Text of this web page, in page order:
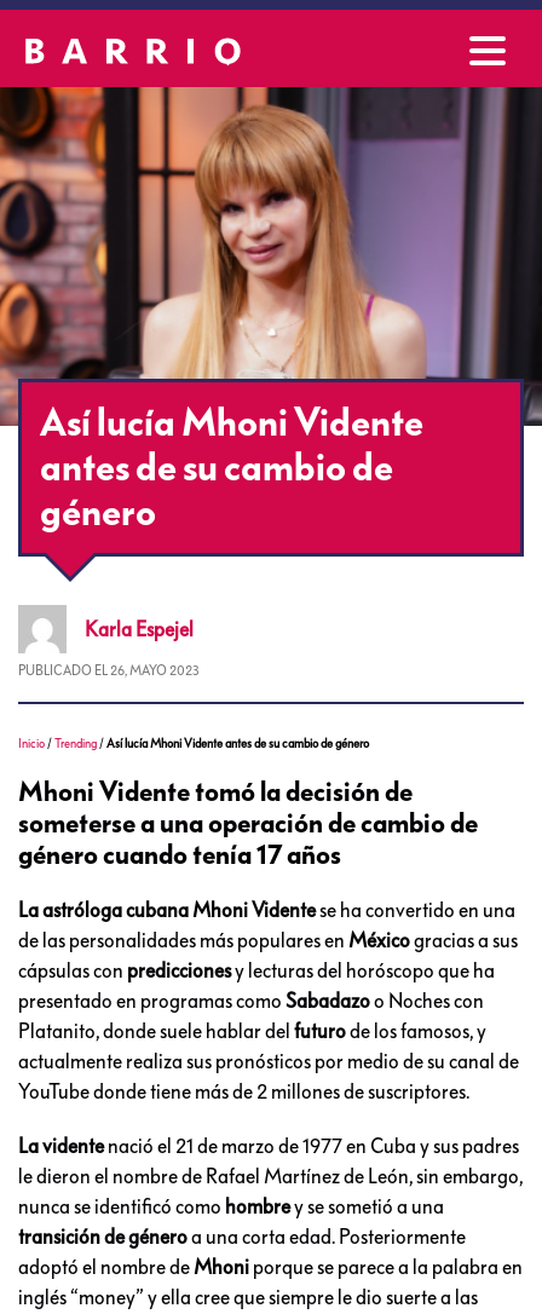
Así lucía Mhoni Vidente
antes de su cambio de
género
Karla Espejel
PUBLICADO EL 26, MAYO 2023
Inicio /Trending /Así lucía Mhoni Vidente antes de su cambio de género
Mhoni Vidente tomó la decisión de
someterse a una operación de cambio de
género cuando tenía 17 años
La astróloga cubana Mhoni Videntese ha convertido en una
de las personalidades más populares en Méxicogracias a sus
cápsulas con prediccionesy lecturas del horóscopo que ha
presentado en programas como Sabadazoo Noches con
Platanito, donde suele hablar del futurode los famosos, y
actualmente realiza sus pronósticos por medio de su canal de
YouTube donde tiene más de 2 millones de suscriptores.
La videntenació el 21 de marzo de 1977 en Cuba y sus padres
le dieron el nombre de Rafael Martínez de León, sin embargo,
nunca se identificó como hombrey se sometió a una
transición de géneroa una corta edad. Posteriormente
adoptó el nombre de Mhoni porque se parece a la palabra en
inglés “money” y ella cree que siempre le dio suerte a las